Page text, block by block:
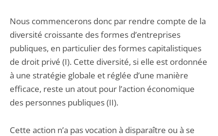
Nous commencerons donc par rendre compte de la
diversité croissante des formes d’entreprises
publiques, en particulier des formes capitalistiques
de droit privé (I). Cette diversité, si elle est ordonnée
à une stratégie globale et réglée d’une manière
efficace, reste un atout pour l’action économique
des personnes publiques (II).
Cette action n’a pas vocation à disparaître ou à se